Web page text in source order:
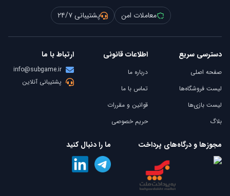
معاملات امن
پشتیبانی ۲۴/۷
دسترسی سریع
صفحه اصلی
لیست فروشگاه‌ها
لیست بازی‌ها
بلاگ
اطلاعات قانونی
درباره ما
تماس با ما
قوانین و مقررات
حریم خصوصی
ارتباط با ما
info@subgame.ir
پشتیبانی آنلاین
مجوزها و درگاه‌های پرداخت ما را دنبال کنید